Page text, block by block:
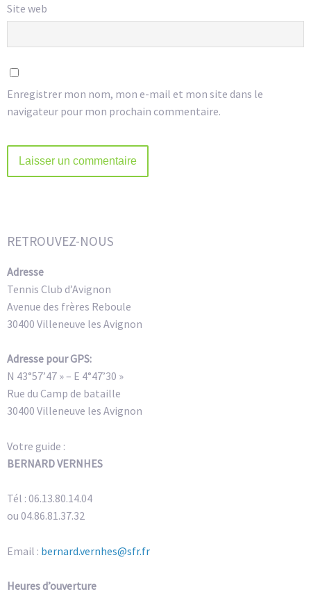
Site web
Enregistrer mon nom, mon e-mail et mon site dans le
navigateur pour mon prochain commentaire.
RETROUVEZ-NOUS
Adresse
Tennis Club d’Avignon
Avenue des frères Reboule
30400 Villeneuve les Avignon
Adresse pour GPS:
N 43°57’47 » – E 4°47’30 »
Rue du Camp de bataille
30400 Villeneuve les Avignon
Votre guide :
BERNARD VERNHES
Tél : 06.13.80.14.04
ou 04.86.81.37.32
Email : bernard.vernhes@sfr.fr
Heures d’ouverture